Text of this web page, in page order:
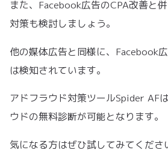
また、Facebook広告のCPA改善と
対策も検討しましょう。
他の媒体広告と同様に、Facebook
は検知されています。
アドフラウド対策ツールSpider AF
ウドの無料診断が可能となります。
気になる方はぜひ試してみてくださ